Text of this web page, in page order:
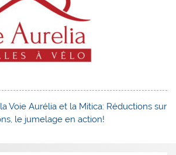
Voie Aurélia et la Mitica: Réductions sur
le jumelage en action!